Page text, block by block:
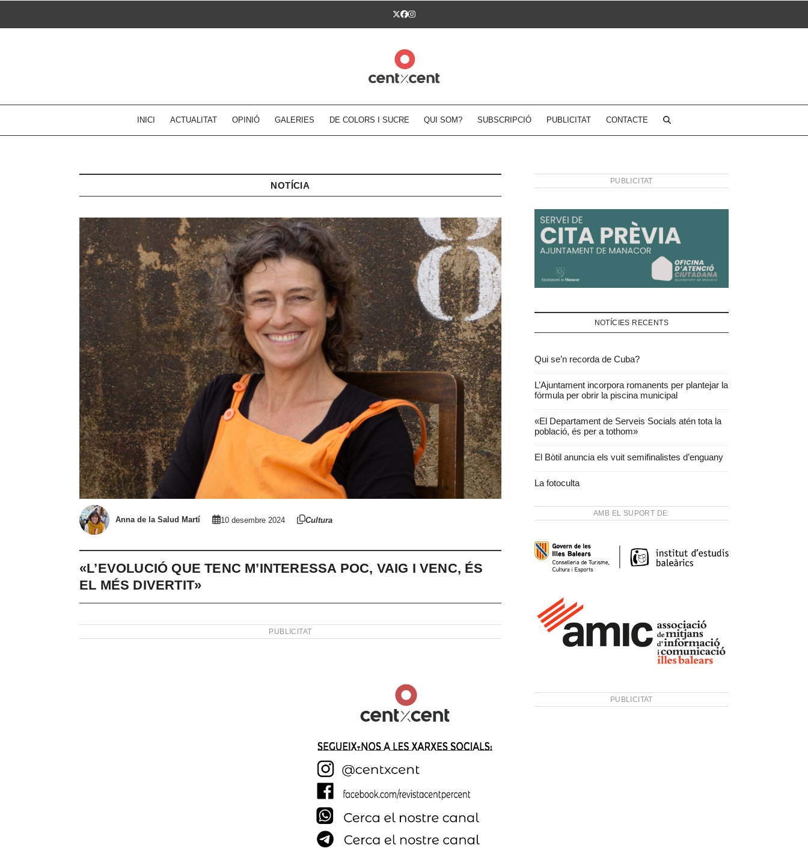
Twitter
Facebook
Instagram
INICI ACTUALITAT OPINIÓ GALERIES DE COLORS I SUCRE QUI SOM? SUBSCRIPCIÓ PUBLICITAT CONTACTE
NOTÍCIA
Anna de la Salud Martí 10 desembre 2024 Cultura
«L’EVOLUCIÓ QUE TENC M’INTERESSA POC, VAIG I VENC, ÉS
EL MÉS DIVERTIT»
PUBLICITAT
PUBLICITAT
NOTÍCIES RECENTS
Qui se’n recorda de Cuba?
L’Ajuntament incorpora romanents per plantejar la
fórmula per obrir la piscina municipal
«El Departament de Serveis Socials atén tota la
població, és per a tothom»
El Bòtil anuncia els vuit semifinalistes d’enguany
La fotoculta
AMB EL SUPORT DE:
PUBLICITAT